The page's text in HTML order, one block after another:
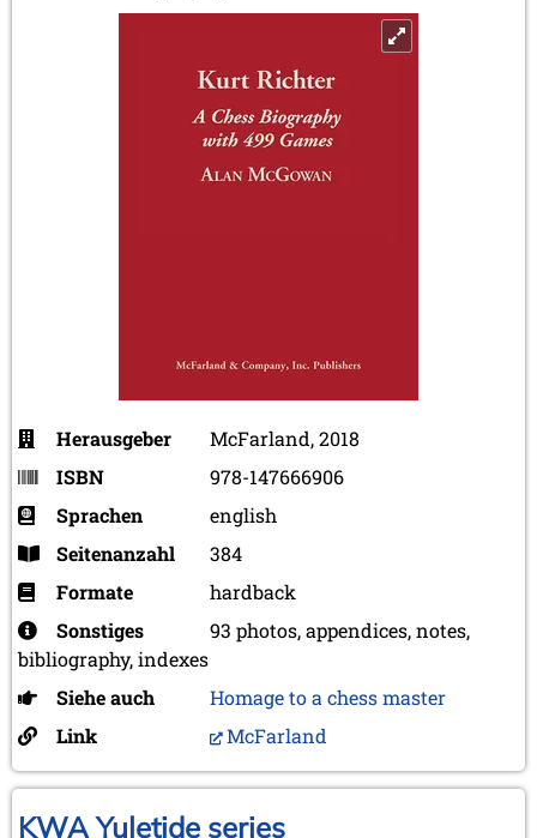
Herausgeber
McFarland, 2018
ISBN
978-147666906
Sprachen
english
Seitenanzahl
384
Formate
hardback
Sonstiges
93 photos, appendices, notes,
bibliography, indexes
Siehe auch
Homage to a chess master
Link
McFarland
KWA Yuletide series